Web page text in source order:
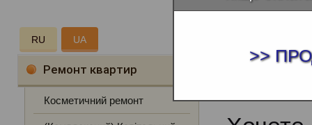
RU UA
Ремонт квартир
Косметичний ремонт
>>